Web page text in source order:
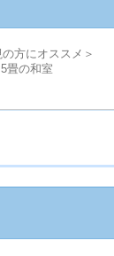
方にオススメ＞
畳の和室